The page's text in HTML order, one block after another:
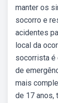
manter os
socorro e
acidentes
local da
socorrista é
de
mais
de 17 anos,